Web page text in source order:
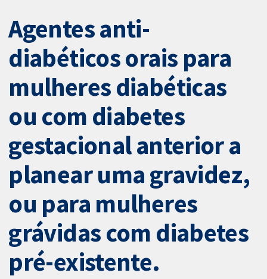
Agentes anti-
diabéticos orais para
mulheres diabéticas
ou com diabetes
gestacional anterior a
planear uma gravidez,
ou para mulheres
grávidas com diabetes
pré-existente.